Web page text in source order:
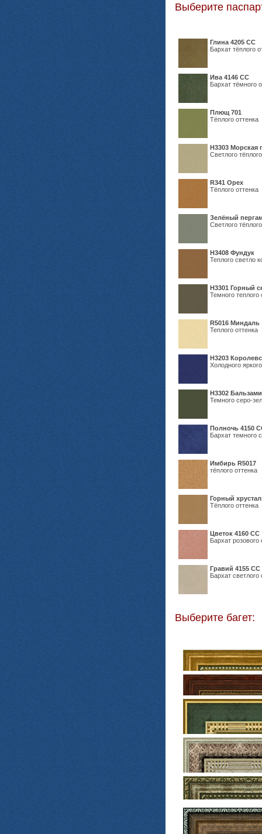
Выберите
Глина 4205 СС
Бархат тёплого
Ива 4146 СС
Бархат тёмного
Плющ 701
Тёплого оттенка
H3303 Морская
Светлого
R341 Орех
Тёплого оттенка
Зелёный
Светлого
Н3408 Фундук
Теплого светло
Н3301 Горный
Темного теплого
R5016 Миндаль
Теплого оттенка
Н3203
Холодного
Н3302
Темного серо-
Полночь 4150
Бархат темного
Имбирь R5017
тёплого оттенка
Горный
Тёплого оттенка
Цветок 4160 СС
Бархат розового
Гравий 4155 СС
Бархат светлого
Выберите багет: